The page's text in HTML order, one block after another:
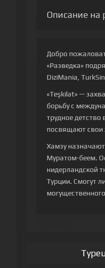
Описание на
Добро
«Разведка»
DiziMania,
«Teşkilat» —
борьбу с
трудное
посвящают свои
Хамзу
Муратом-беем.
нидерландской
Турции. Смогут